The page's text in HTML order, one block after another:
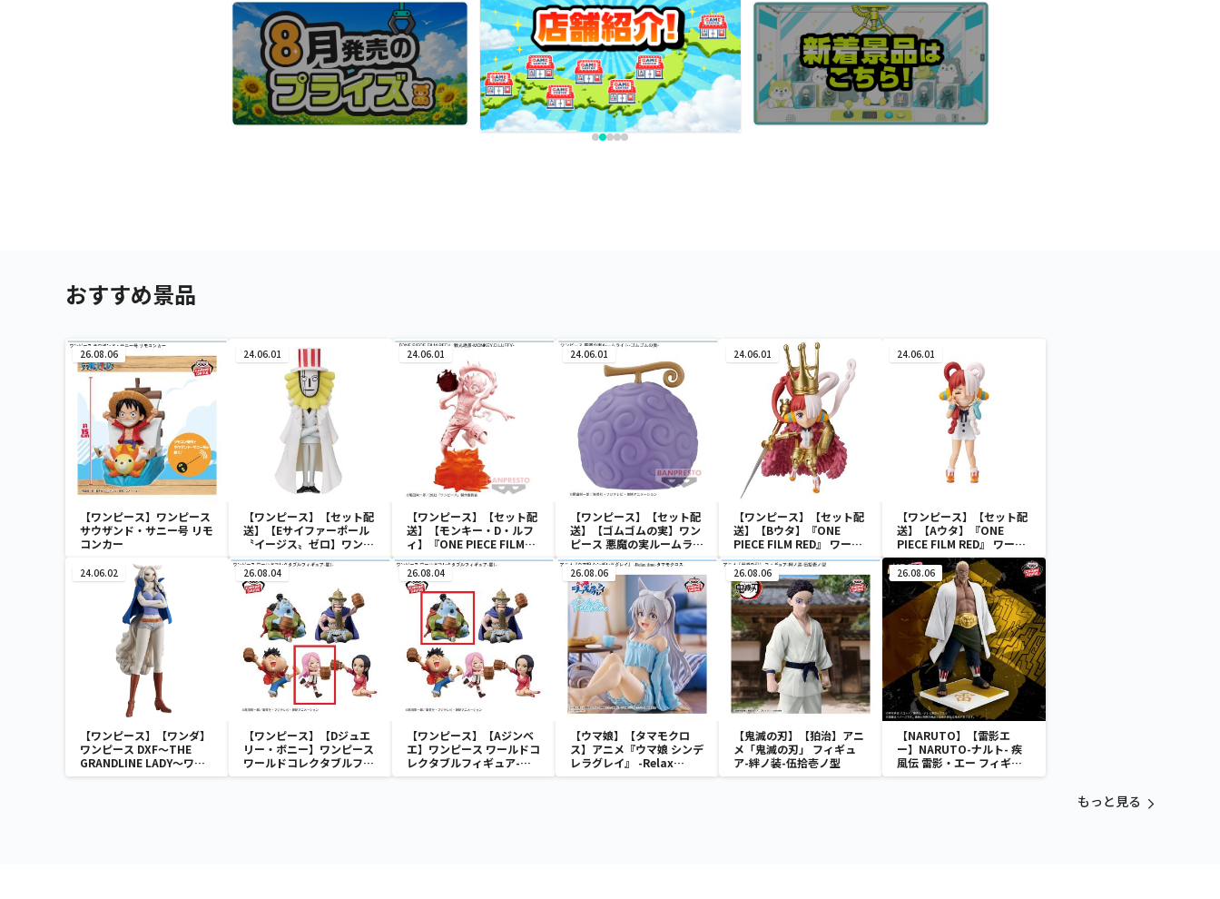
おすすめ景品
26.08.06
【ワンピース】ワンピース
サウザンド・サニー号 リモ
コンカー
24.06.01
【ワンピース】【セット配
送】【Eサイファーポール
〝イージス〟ゼロ】ワンピ
ース ワールドコレクタブル
フィギュア-ワノ国鬼ヶ島
編7-
24.06.01
【ワンピース】【セット配
送】【モンキー・D・ルフ
ィ】『ONE PIECE FILM
RED』 戦光絶景-
MONKEY.D.LUFFY-
24.06.01
【ワンピース】【セット配
送】【ゴムゴムの実】ワン
ピース 悪魔の実ルームライ
ト-ゴムゴムの実-
24.06.01
【ワンピース】【セット配
送】【Bウタ】『ONE
PIECE FILM RED』 ワール
ドコレクタブルフィギュ
ア-UTA COLLECTION-
24.06.01
【ワンピース】【セット配
送】【Aウタ】『ONE
PIECE FILM RED』 ワール
ドコレクタブルフィギュ
ア-UTA COLLECTION-
24.06.02
【ワンピース】【ワンダ】
ワンピース DXF～THE
GRANDLINE LADY～ワノ
国 vol.10
26.08.04
【ワンピース】【Dジュエ
リー・ボニー】ワンピース
ワールドコレクタブルフィ
ギュア-宴1-
26.08.04
【ワンピース】【Aジンベ
エ】ワンピース ワールドコ
レクタブルフィギュア-宴
1-
26.08.06
【ウマ娘】【タマモクロ
ス】アニメ『ウマ娘 シンデ
レラグレイ』 -Relax
time-タマモクロス
26.08.06
【鬼滅の刃】【狛治】アニ
メ「鬼滅の刃」 フィギュ
ア-絆ノ装-伍拾壱ノ型
26.08.06
【NARUTO】【雷影エ
ー】NARUTO-ナルト- 疾
風伝 雷影・エー フィギュ
ア～五影集結…!!～
もっと見る